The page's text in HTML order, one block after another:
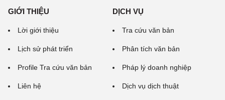
GIỚI THIỆU
Lời giới thiệu
Lịch sử phát triển
Profile Tra cứu văn bản
Liên hệ
DỊCH VỤ
Tra cứu văn bản
Phân tích văn bản
Pháp lý doanh nghiệp
Dịch vụ dịch thuật